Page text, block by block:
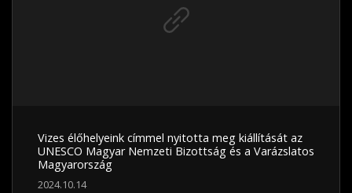
Vizes élőhelyeink címmel nyitotta meg kiállítását az
UNESCO Magyar Nemzeti Bizottság és a Varázslatos
Magyarország
2024.10.14